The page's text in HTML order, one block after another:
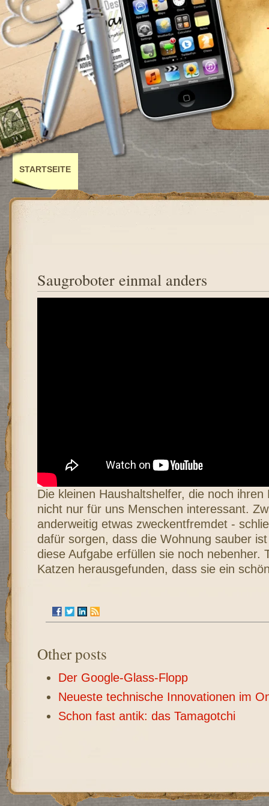
STARTSEITE
Saugroboter einmal anders
Die kleinen Haushaltshelfer, die noch ihren
nicht nur für uns Menschen interessant.
anderweitig etwas zweckentfremdet -
dafür sorgen, dass die Wohnung sauber
diese Aufgabe erfüllen sie noch nebenher.
Katzen herausgefunden, dass sie ein
Other posts
Der Google-Glass-Flopp
Neueste technische Innovationen im
Schon fast antik: das Tamagotchi